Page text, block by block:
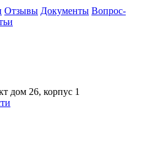
Отзывы Документы Вопрос-
дом 26, корпус 1